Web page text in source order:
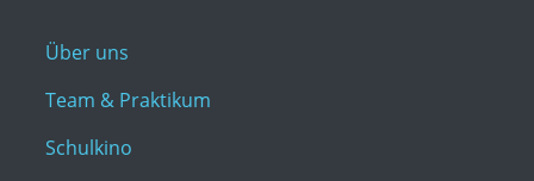
Über uns
Team & Praktikum
Schulkino